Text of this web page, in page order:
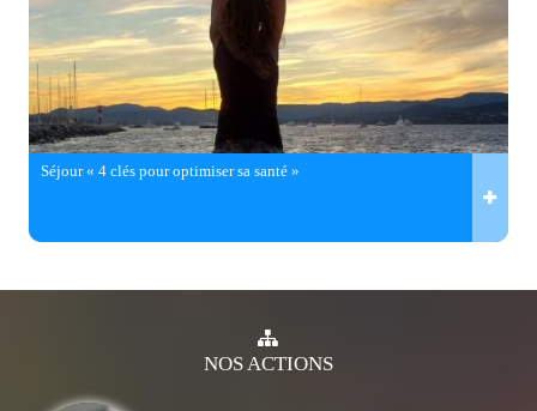
Séjour « 4 clés pour optimiser sa santé »
NOSACTIONS